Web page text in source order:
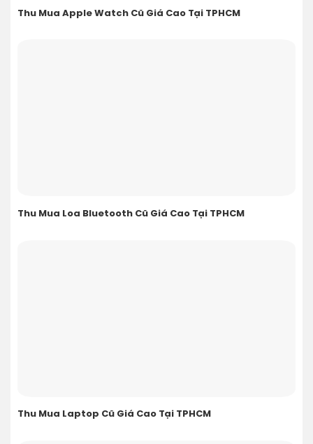
Thu Mua Apple Watch Cũ Giá Cao Tại TPHCM
Thu Mua Loa Bluetooth Cũ Giá Cao Tại TPHCM
Thu Mua Laptop Cũ Giá Cao Tại TPHCM